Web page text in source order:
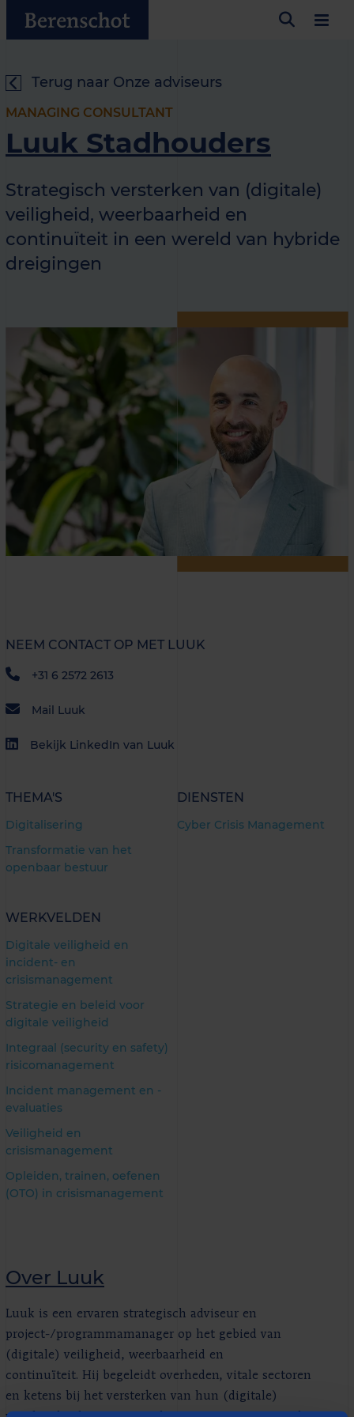
Terug naar Onze adviseurs
MANAGING CONSULTANT
Luuk Stadhouders
Strategisch versterken van (digitale)
veiligheid, weerbaarheid en
continuïteit in een wereld van hybride
dreigingen
Over Luuk
Luuk is een ervaren strategisch adviseur en
project-/programmamanager op het gebied van
(digitale) veiligheid, weerbaarheid en
continuïteit. Hij begeleidt overheden, vitale sectoren
en ketens bij het versterken van hun (digitale)
NEEM CONTACT OP MET LUUK
+31 6 2572 2613
Mail Luuk
Bekijk LinkedIn van Luuk
THEMA'S
Digitalisering
Transformatie van het
openbaar bestuur
WERKVELDEN
Digitale veiligheid en
incident- en
crisismanagement
Strategie en beleid voor
digitale veiligheid
Integraal (security en safety)
risicomanagement
Incident management en -
evaluaties
Veiligheid en
crisismanagement
Opleiden, trainen, oefenen
(OTO) in crisismanagement
DIENSTEN
Cyber Crisis Management